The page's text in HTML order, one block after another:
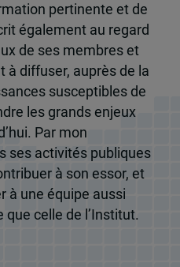
pertinente et de
également au regard
de ses membres et
à diffuser, auprès de la
susceptibles de
les grands enjeux
Par mon
ses activités publiques
à son essor, et
à une équipe aussi
celle de l’Institut.